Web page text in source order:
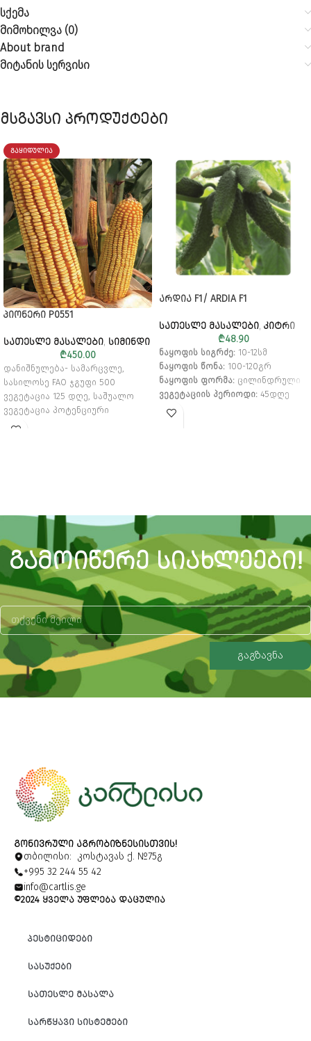
სქემა
მიმოხილვა (0)
About brand
მიტანის სერვისი
მსგავსი პროდუქტები
ᲒᲐᲧᲘᲓᲣᲚᲘᲐ
ᲞᲘᲝᲜᲔᲠᲘ P0551
ᲡᲐᲗᲔᲡᲚᲔ ᲛᲐᲡᲐᲚᲔᲑᲘ, ᲡᲘᲛᲘᲜᲓᲘ
₾450.00
დანიშნულება- სამარცვლე,
სასილოსე FAO ჯგუფი 500
ვეგეტაცია 125 დღე, საშუალო
ვეგეტაცია პოტენციური
მოსავალი 12-14ტ/ჰა
ᲐᲠᲓᲘᲐ F1/ ARDIA F1
ᲡᲐᲗᲔᲡᲚᲔ ᲛᲐᲡᲐᲚᲔᲑᲘ, ᲙᲘᲢᲠᲘ
₾48.90
ნაყოფის სიგრძე: 10-12სმ
ნაყოფის წონა: 100-120გრ
ნაყოფის ფორმა: ცილინდრული
ვეგეტაციის პერიოდი: 45დღე
ᲒᲐᲛᲝᲘᲬᲔᲠᲔ ᲡᲘᲐᲮᲚᲔᲔᲑᲘ!
გაგზავნა
Alternative:
ᲒᲝᲜᲘᲕᲠᲣᲚᲘ ᲐᲒᲠᲝᲑᲘᲖᲜᲔᲡᲘᲡᲗᲕᲘᲡ!
თბილისი: კოსტავას ქ. №75გ
+995 32 244 55 42
info@cartlis.ge
©2024 ᲧᲕᲔᲚᲐ ᲣᲤᲚᲔᲑᲐ ᲓᲐᲪᲣᲚᲘᲐ
ᲞᲔᲡᲢᲘᲪᲘᲓᲔᲑᲘ
ᲡᲐᲡᲣᲥᲔᲑᲘ
ᲡᲐᲗᲔᲡᲚᲔ ᲛᲐᲡᲐᲚᲐ
ᲡᲐᲠᲬᲧᲐᲕᲘ ᲡᲘᲡᲢᲔᲛᲔᲑᲘ